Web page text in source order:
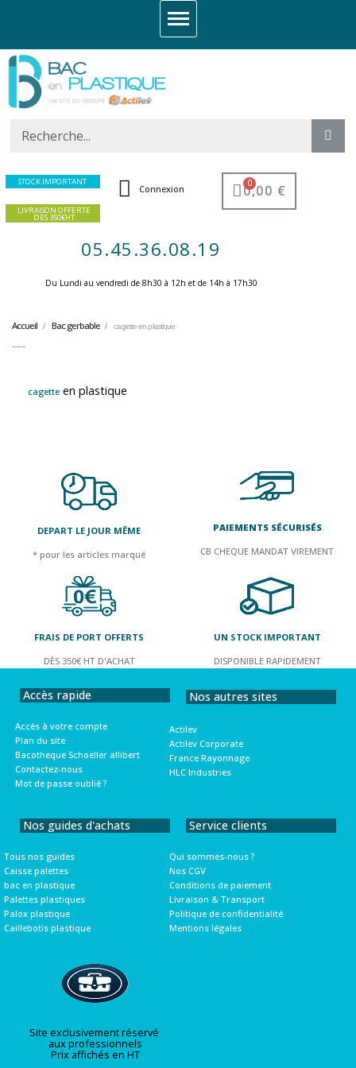
STOCK IMPORTANT
LIVRAISON OFFERTE
DES 350€HT
Connexion 0,00 €
05.45.36.08.19
Du Lundi au vendredi de 8h30 à 12h et de 14h à 17h30 ​
Accueil Bac gerbable cagette en plastique
cagette en plastique
DEPART LE JOUR MÊME
* pour les articles marqué
PAIEMENTS SÉCURISÉS
CB CHEQUE MANDAT VIREMENT
FRAIS DE PORT OFFERTS
DÈS 350€ HT D'ACHAT
UN STOCK IMPORTANT
DISPONIBLE RAPIDEMENT
Accès rapide
Accès à votre compte
Plan du site
Bacotheque Schoeller allibert
Contactez-nous
Mot de passe oublié ?
Nos autres sites
Actilev
Actilev Corporate
France Rayonnage
HLC Industries
Nos guides d'achats
Tous nos guides
Caisse palettes
bac en plastique
Palettes plastiques
Palox plastique
Caillebotis plastique
Service clients
Qui sommes-nous ?
Nos CGV
Conditions de paiement
Livraison & Transport
Politique de confidentialité
Mentions légales
Site exclusivement réservé
aux professionnels
Prix affichés en HT